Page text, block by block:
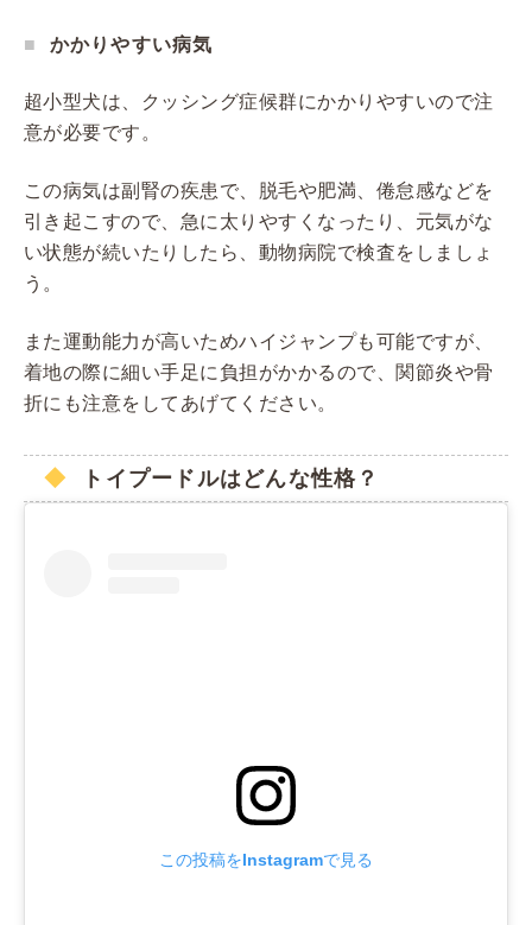
かかりやすい病気
超小型犬は、クッシング症候群にかかりやすいので注
意が必要です。
この病気は副腎の疾患で、脱毛や肥満、倦怠感などを
引き起こすので、急に太りやすくなったり、元気がな
い状態が続いたりしたら、動物病院で検査をしましょ
う。
また運動能力が高いためハイジャンプも可能ですが、
着地の際に細い手足に負担がかかるので、関節炎や骨
折にも注意をしてあげてください。
トイプードルはどんな性格？
この投稿をInstagramで見る